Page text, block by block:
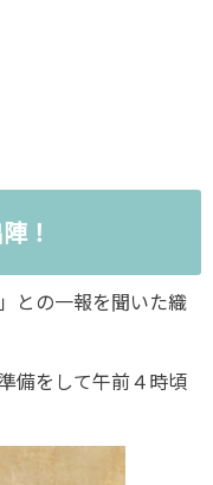
！
との一報を聞いた織
備をして午前４時頃